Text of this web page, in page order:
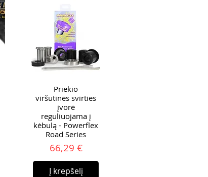
Priekio
viršutinės svirties
įvorė
reguliuojama į
kėbulą - Powerflex
Road Series
Kaina
66,29 €
Į krepšelį